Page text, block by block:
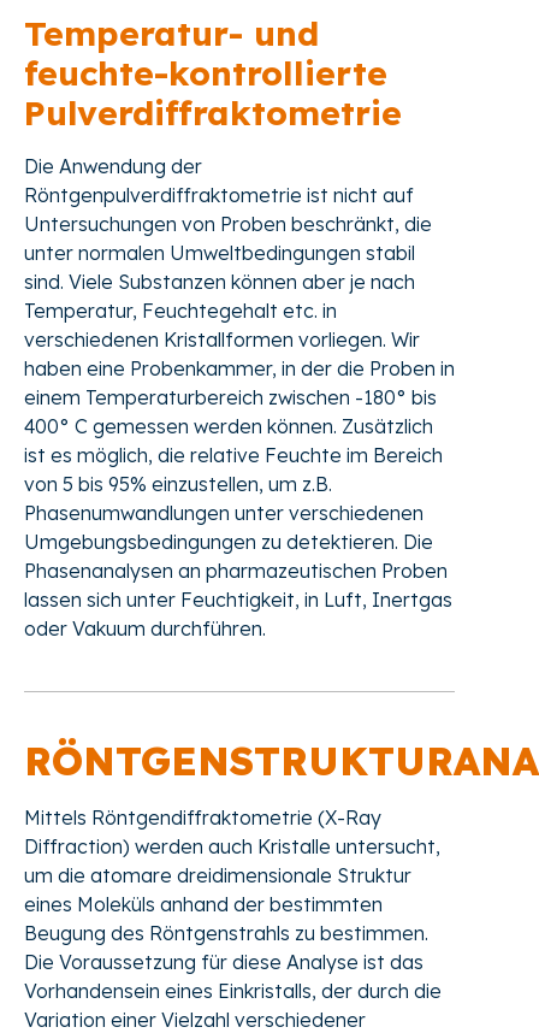
Temperatur- und
feuchte-kontrollierte
Pulverdiffraktometrie
Die Anwendung der
Röntgenpulverdiffraktometrie ist nicht auf
Untersuchungen von Proben beschränkt, die
unter normalen Umweltbedingungen stabil
sind. Viele Substanzen können aber je nach
Temperatur, Feuchtegehalt etc. in
verschiedenen Kristallformen vorliegen. Wir
haben eine Probenkammer, in der die Proben in
einem Temperaturbereich zwischen -180° bis
400° C gemessen werden können. Zusätzlich
ist es möglich, die relative Feuchte im Bereich
von 5 bis 95% einzustellen, um z.B.
Phasenumwandlungen unter verschiedenen
Umgebungsbedingungen zu detektieren. Die
Phasenanalysen an pharmazeutischen Proben
lassen sich unter Feuchtigkeit, in Luft, Inertgas
oder Vakuum durchführen.
Mittels Röntgendiffraktometrie (X-Ray
Diffraction) werden auch Kristalle untersucht,
um die atomare dreidimensionale Struktur
eines Moleküls anhand der bestimmten
Beugung des Röntgenstrahls zu bestimmen.
Die Voraussetzung für diese Analyse ist das
Vorhandensein eines Einkristalls, der durch die
Variation einer Vielzahl verschiedener